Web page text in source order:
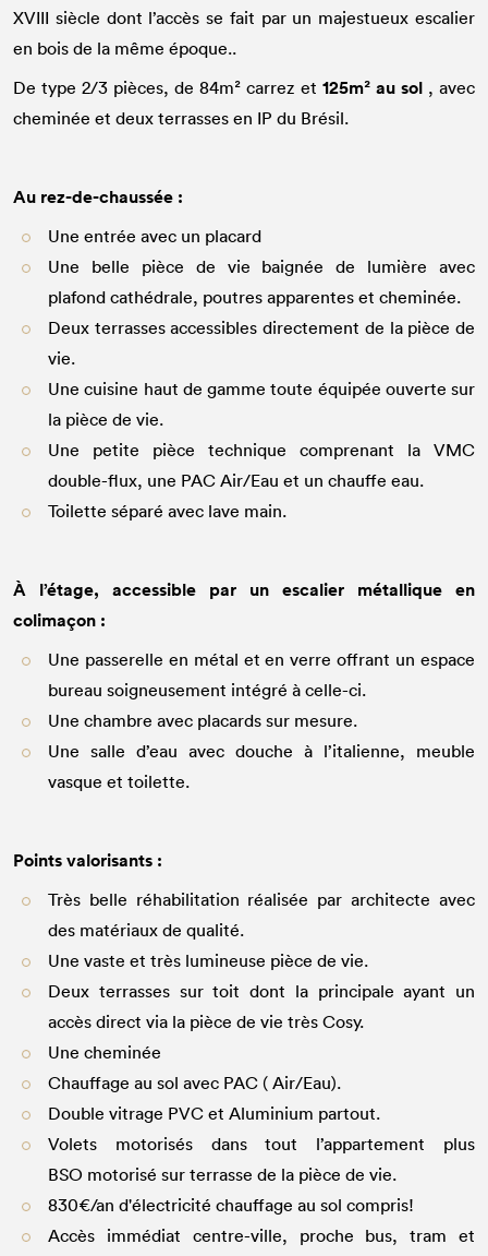
XVIII siècle dont l’accès se fait par un majestueux escalier
en bois de la même époque..
De type 2/3 pièces, de 84m² carrez et 125m² au sol, avec
cheminée et deux terrasses en IP du Brésil.
Au rez-de-chaussée :
Une entrée avec un placard
Une belle pièce de vie baignée de lumière avec
plafond cathédrale, poutres apparentes et cheminée.
Deux terrasses accessibles directement de la pièce de
vie.
Une cuisine haut de gamme toute équipée ouverte sur
la pièce de vie.
Une petite pièce technique comprenant la VMC
double-flux, une PAC Air/Eau et un chauffe eau.
Toilette séparé avec lave main.
À l’étage, accessible par un escalier métallique en
colimaçon :
Une passerelle en métal et en verre offrant un espace
bureau soigneusement intégré à celle-ci.
Une chambre avec placards sur mesure.
Une salle d’eau avec douche à l’italienne, meuble
vasque et toilette.
Points valorisants :
Très belle réhabilitation réalisée par architecte avec
des matériaux de qualité.
Une vaste et très lumineuse pièce de vie.
Deux terrasses sur toit dont la principale ayant un
accès direct via la pièce de vie très Cosy.
Une cheminée
Chauffage au sol avec PAC ( Air/Eau).
Double vitrage PVC et Aluminium partout.
Volets motorisés dans tout l’appartement plus
BSO motorisé sur terrasse de la pièce de vie.
830€/an d'électricité chauffage au sol compris!
Accès immédiat centre-ville, proche bus, tram et